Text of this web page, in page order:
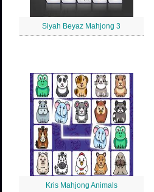
Siyah Beyaz Mahjong 3
Kris Mahjong Animals